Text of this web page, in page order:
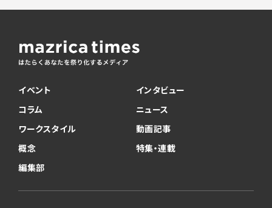
イベント
インタビュー
コラム
ニュース
ワークスタイル
動画記事
概念
特集・連載
編集部